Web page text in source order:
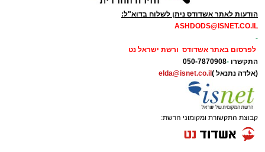
ובראשם הרב אפרים וובר המשנה לראש העיר
אשדוד ולכלל צוות 'מעגלים' שהפיקו אירוע משובח
באווירה חסידית מפוארת.
המעמד, שהתקיים ביוזמת 'מעגלים', נערך
הודעות לאתר אשדודס ניתן לשלוח בדוא"ל:
ASHDODS@ISNET.CO.IL
-
לפרסום באתר אשדודס ורשת ישראל נט
התקשרו -
050-7870908
(אלדה נתנאל ) elda@isnet.co.il
קבוצת התקשורת ומקומוני הרשת: